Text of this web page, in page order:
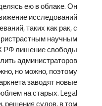
ею в облаке. Он
исследований
таких как рак, с
научным
РФ лишение свободы
администраторов
но можно, поэтому
заводят новые
на старых. Legal